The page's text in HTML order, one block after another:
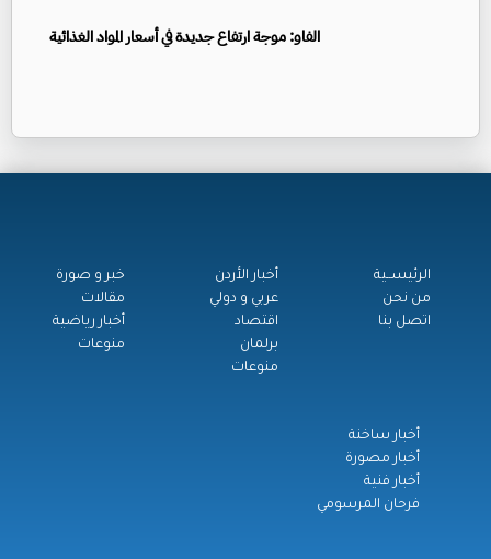
الفاو: موجة ارتفاع جديدة في أسعار المواد الغذائية
الرئيســية
من نحن
اتصل بنا
أخبار الأردن
عربي و دولي
اقتصاد
برلمان
منوعات
خبر و صورة
مقالات
أخبار رياضية
منوعات
أخبار ساخنة
أخبار مصورة
أخبار فنية
فرحان المرسومي